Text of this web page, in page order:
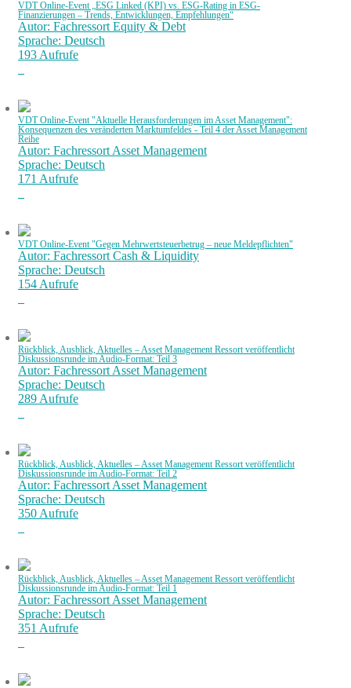
VDT Online-Event „ESG Linked (KPI) vs. ESG-Rating in ESG-
Finanzierungen – Trends, Entwicklungen, Empfehlungen“
Autor: Fachressort Equity & Debt
Sprache: Deutsch
193 Aufrufe
VDT Online-Event "Aktuelle Herausforderungen im Asset Management":
Konsequenzen des veränderten Marktumfeldes - Teil 4 der Asset Management
Reihe
Autor: Fachressort Asset Management
Sprache: Deutsch
171 Aufrufe
VDT Online-Event "Gegen Mehrwertsteuerbetrug – neue Meldepflichten"
Autor: Fachressort Cash & Liquidity
Sprache: Deutsch
154 Aufrufe
Rückblick, Ausblick, Aktuelles – Asset Management Ressort veröffentlicht
Diskussionsrunde im Audio-Format: Teil 3
Autor: Fachressort Asset Management
Sprache: Deutsch
289 Aufrufe
Rückblick, Ausblick, Aktuelles – Asset Management Ressort veröffentlicht
Diskussionsrunde im Audio-Format: Teil 2
Autor: Fachressort Asset Management
Sprache: Deutsch
350 Aufrufe
Rückblick, Ausblick, Aktuelles – Asset Management Ressort veröffentlicht
Diskussionsrunde im Audio-Format: Teil 1
Autor: Fachressort Asset Management
Sprache: Deutsch
351 Aufrufe